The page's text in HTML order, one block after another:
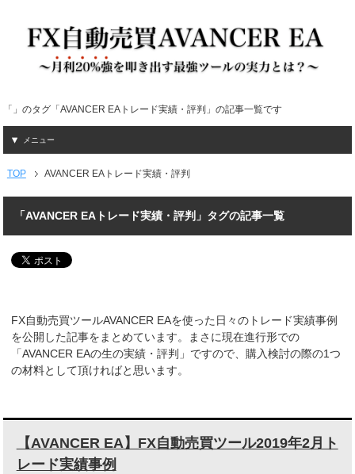
「」のタグ「AVANCER EAトレード実績・評判」の記事一覧です
メニュー
TOP AVANCER EAトレード実績・評判
「AVANCER EAトレード実績・評判」タグの記事一覧
FX自動売買ツールAVANCER EAを使った日々のトレード実績事例
を公開した記事をまとめています。まさに現在進行形での
「AVANCER EAの生の実績・評判」ですので、購入検討の際の1つ
の材料として頂ければと思います。
【AVANCER EA】FX自動売買ツール2019年2月ト
レード実績事例